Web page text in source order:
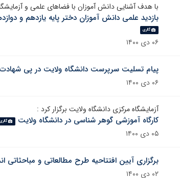
با هدف آشنایی دانش آموزان با فضاهای علمی و
بازدید علمی دانش آموزان دختر پایه یازدهم و
گالری
۰۶ دی ۱۴۰۰
پیام تسلیت سرپرست دانشگاه ولایت در پی شهادت
۰۶ دی ۱۴۰۰
آزمایشگاه مرکزی دانشگاه ولایت برگزار کرد :
کارگاه آموزشی گوهر شناسی در دانشگاه ولایت گالری
۰۵ دی ۱۴۰۰
برگزاری آیین افتتاحیه طرح مطالعاتی و مباحثاتی
۰۲ دی ۱۴۰۰